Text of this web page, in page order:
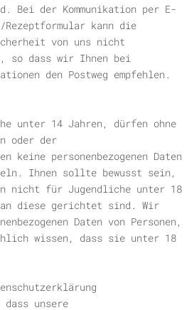
Bei der Kommunikation per E-
kann die
von uns nicht
so dass wir Ihnen bei
den Postweg empfehlen.
unter 14 Jahren, dürfen ohne
oder der
keine personenbezogenen Daten
Ihnen sollte bewusst sein,
nicht für Jugendliche unter 18
an diese gerichtet sind. Wir
Daten von Personen,
wissen, dass sie unter 18
dass unsere